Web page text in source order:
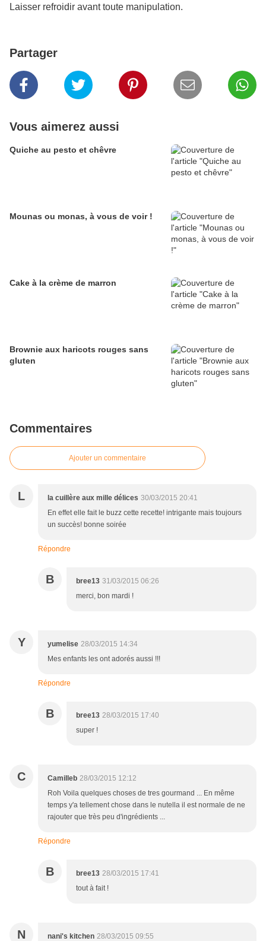
Laisser refroidir avant toute manipulation.
Partager
Vous aimerez aussi
Quiche au pesto et chêvre
Mounas ou monas, à vous de voir !
Cake à la crème de marron
Brownie aux haricots rouges sans
gluten
Commentaires
Ajouter un commentaire
L la cuillère aux mille délices 30/03/2015 20:41
En effet elle fait le buzz cette recette! intrigante mais toujours
un succès! bonne soirée
Répondre
B bree13 31/03/2015 06:26
merci, bon mardi !
Y yumelise 28/03/2015 14:34
Mes enfants les ont adorés aussi !!!
Répondre
B bree13 28/03/2015 17:40
super !
C Camilleb 28/03/2015 12:12
Roh Voila quelques choses de tres gourmand ... En même
temps y'a tellement chose dans le nutella il est normale de ne
rajouter que très peu d'ingrédients ...
Répondre
B bree13 28/03/2015 17:41
tout à fait !
N nani's kitchen 28/03/2015 09:55